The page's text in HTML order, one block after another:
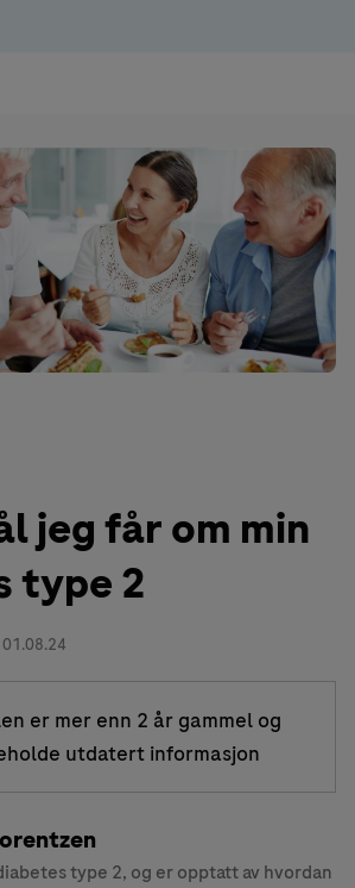
jeg får om min
type 2
01.08.24
er mer enn 2 år gammel og
utdatert informasjon
type 2, og er opptatt av hvordan